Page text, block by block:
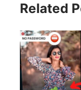
Related